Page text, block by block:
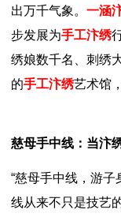
出万千气象。 一涵
步发展为手工汴绣
绣娘数千名、刺绣
的手工汴绣艺术馆
慈母手中线：当汴
“慈母手中线，游
线从来不只是技艺